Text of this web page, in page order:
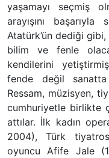
yaşamayı seçmiş
arayışını başarıyla
Atatürk’ün dediği
bilim ve fenle
kendilerini
fende değil
Ressam, müzisyen,
cumhuriyetle birlikte
attılar. İlk kadın
2004), Türk
oyuncu Afife Jale